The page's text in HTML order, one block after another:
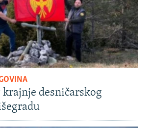
krajnje desničarskog